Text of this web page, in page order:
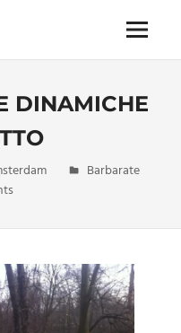
Menu
DINAMICHE
Barbarate